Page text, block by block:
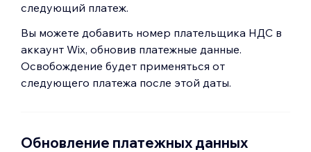
следующий платеж.
Вы можете добавить номер плательщика НДС в
аккаунт Wix, обновив платежные данные.
Освобождение будет применяться от
следующего платежа после этой даты.
Обновление платежных данных